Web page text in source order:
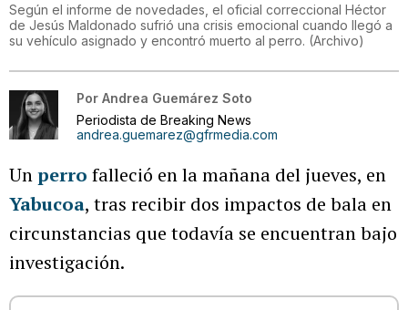
Según el informe de novedades, el oficial correccional Héctor
de Jesús Maldonado sufrió una crisis emocional cuando llegó a
su vehículo asignado y encontró muerto al perro. (Archivo)
Por Andrea Guemárez Soto
Periodista de Breaking News
andrea.guemarez@gfrmedia.com
Unperro falleció en la mañana del jueves, en
Yabucoa, tras recibir dos impactos de bala en
circunstancias que todavía se encuentran bajo
investigación.